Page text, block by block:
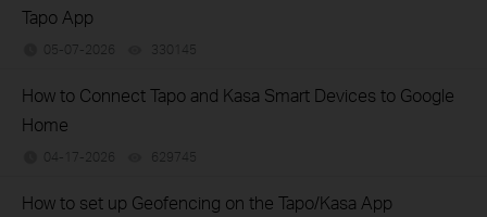
Tapo App
05-07-2026 330145
How to Connect Tapo and Kasa Smart Devices to Google
Home
04-17-2026 629745
How to set up Geofencing on the Tapo/Kasa App